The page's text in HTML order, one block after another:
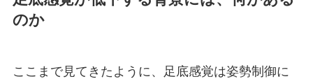
のか
ここまで見てきたように、足底感覚は姿勢制御に